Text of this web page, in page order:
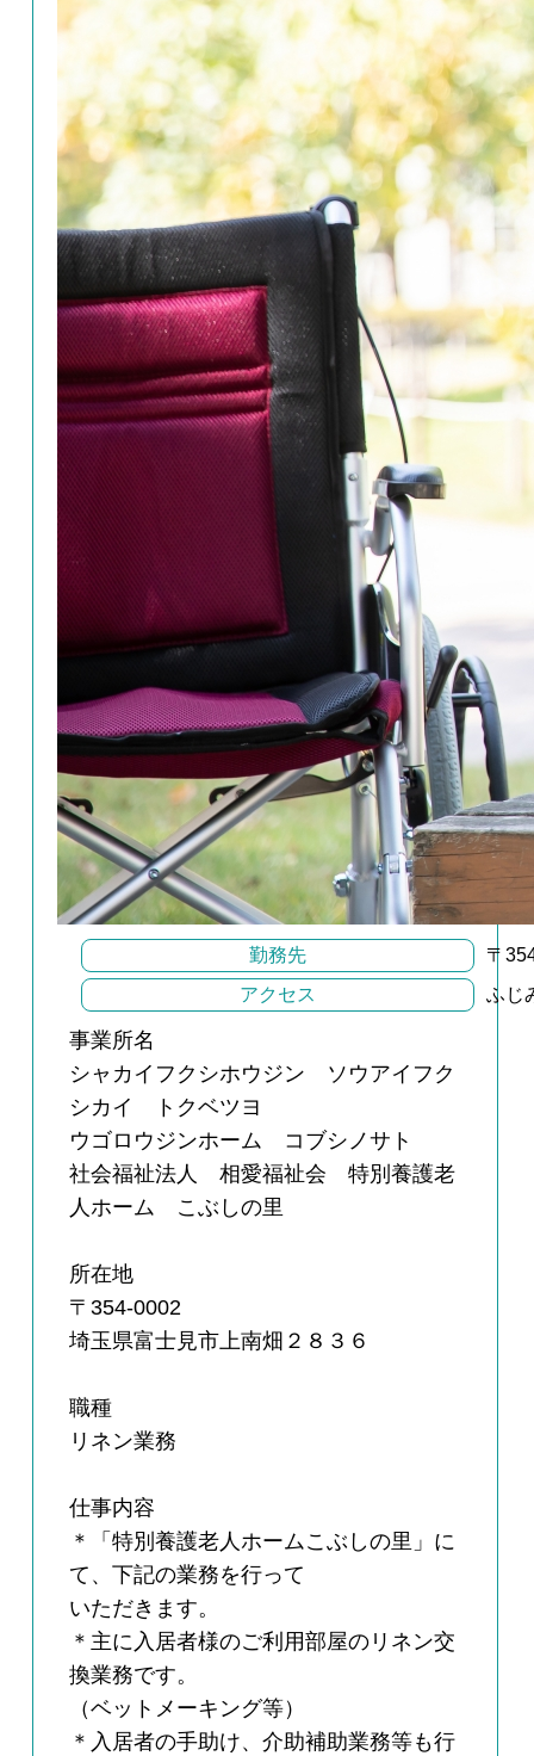
勤務先
〒
アクセス
ふじ
事業所名
シャカイフクシホウジン ソウアイフク
シカイ トクベツヨ
ウゴロウジンホーム コブシノサト
社会福祉法人 相愛福祉会 特別養護老
人ホーム こぶしの里
所在地
〒354-0002
埼玉県富士見市上南畑２８３６
職種
リネン業務
仕事内容
＊「特別養護老人ホームこぶしの里」に
て、下記の業務を行って
いただきます。
＊主に入居者様のご利用部屋のリネン交
換業務です。
（ベットメーキング等）
＊入居者の手助け、介助補助業務等も行